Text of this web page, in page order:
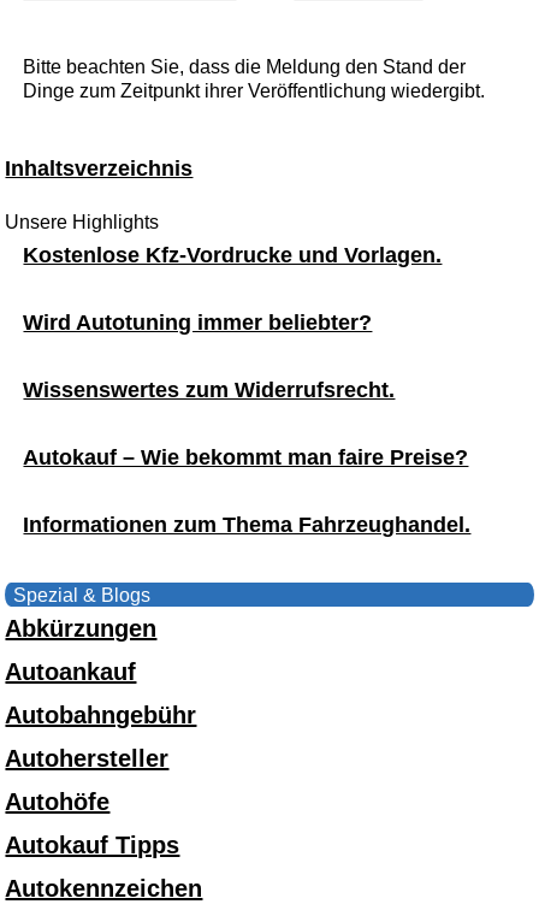
Bitte beachten Sie, dass die Meldung den Stand der
Dinge zum Zeitpunkt ihrer Veröffentlichung wiedergibt.
Inhaltsverzeichnis
Unsere Highlights
Kostenlose Kfz-Vordrucke und Vorlagen.
Wird Autotuning immer beliebter?
Wissenswertes zum Widerrufsrecht.
Autokauf – Wie bekommt man faire Preise?
Informationen zum Thema Fahrzeughandel.
Spezial & Blogs
Abkürzungen
Autoankauf
Autobahngebühr
Autohersteller
Autohöfe
Autokauf Tipps
Autokennzeichen